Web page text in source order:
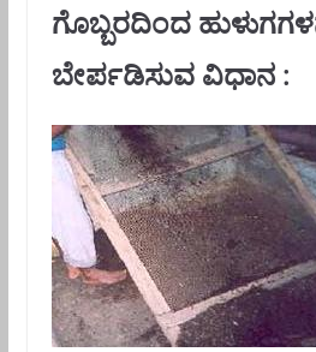
ಗೊಬ್ಬರದಿಂದ
ಬೇರ್ಪಡಿಸುವ ವಿಧಾನ :